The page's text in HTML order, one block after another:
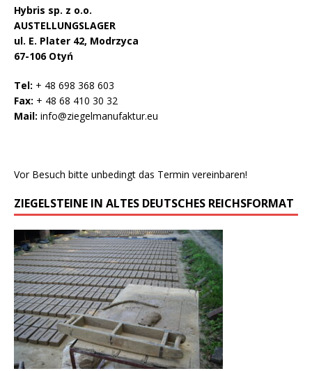
Hybris sp. z o.o.
AUSTELLUNGSLAGER
ul. E. Plater 42, Modrzyca
67-106 Otyń
Tel: + 48 698 368 603
Fax: + 48 68 410 30 32
Mail: info@ziegelmanufaktur.eu
Vor Besuch bitte unbedingt das Termin vereinbaren!
ZIEGELSTEINE IN ALTES DEUTSCHES REICHSFORMAT